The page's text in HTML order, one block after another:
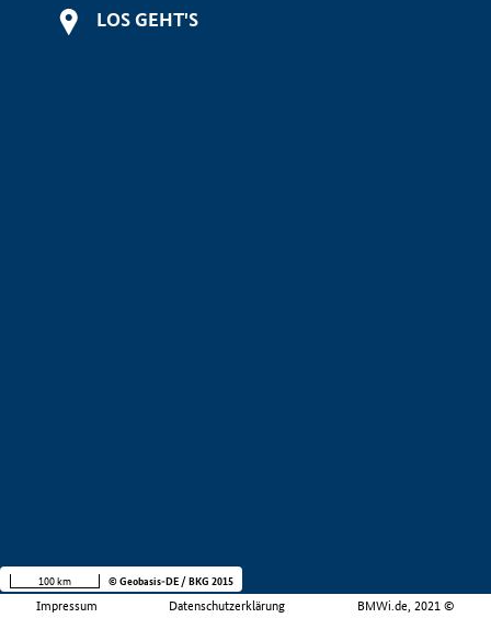
LOS GEHT'S
Impressum Datenschutzerklärung BMWi.de, 2021 ©
100 km © Geobasis-DE / BKG 2015